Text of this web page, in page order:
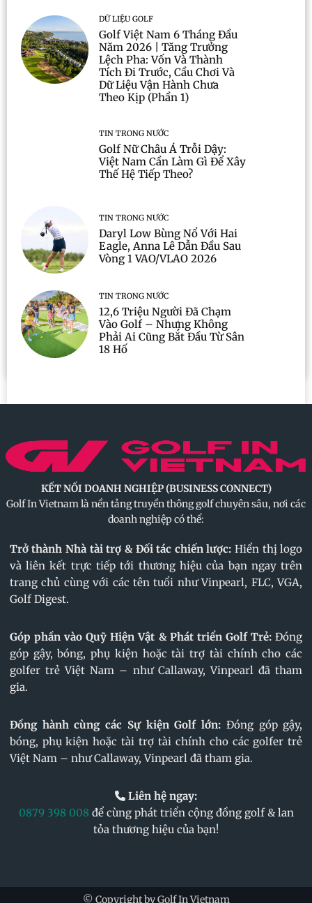
DỮ LIỆU GOLF
Golf Việt Nam 6 Tháng Đầu
Năm 2026 | Tăng Trưởng
Lệch Pha: Vốn Và Thành
Tích Đi Trước, Cầu Chơi Và
Dữ Liệu Vận Hành Chưa
Theo Kịp (Phần 1)
TIN TRONG NƯỚC
Golf Nữ Châu Á Trỗi Dậy:
Việt Nam Cần Làm Gì Để Xây
Thế Hệ Tiếp Theo?
TIN TRONG NƯỚC
Daryl Low Bùng Nổ Với Hai
Eagle, Anna Lê Dẫn Đầu Sau
Vòng 1 VAO/VLAO 2026
TIN TRONG NƯỚC
12,6 Triệu Người Đã Chạm
Vào Golf – Nhưng Không
Phải Ai Cũng Bắt Đầu Từ Sân
18 Hố
KẾT NỐI DOANH NGHIỆP (BUSINESS CONNECT)
Golf In Vietnam là nền tảng truyền thông golf chuyên sâu, nơi các
doanh nghiệp có thể:
Trở thành Nhà tài trợ & Đối tác chiến lược: Hiển thị logo
và liên kết trực tiếp tới thương hiệu của bạn ngay trên
trang chủ cùng với các tên tuổi như Vinpearl, FLC, VGA,
Golf Digest.
Góp phần vào Quỹ Hiện Vật & Phát triển Golf Trẻ: Đóng
góp gậy, bóng, phụ kiện hoặc tài trợ tài chính cho các
golfer trẻ Việt Nam – như Callaway, Vinpearl đã tham
gia.
Đồng hành cùng các Sự kiện Golf lớn: Đóng góp gậy,
bóng, phụ kiện hoặc tài trợ tài chính cho các golfer trẻ
Việt Nam – như Callaway, Vinpearl đã tham gia.
Liên hệ ngay:
0879 398 008 để cùng phát triển cộng đồng golf & lan
tỏa thương hiệu của bạn!
© Copyright by Golf In Vietnam